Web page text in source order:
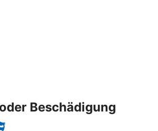
Beschädigung